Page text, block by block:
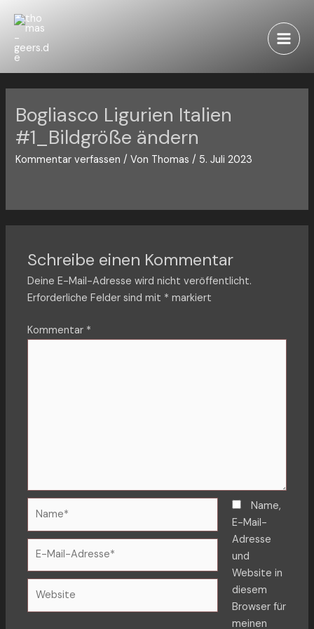
Inhalt
springen
Main
Bogliasco Ligurien Italien
#1_Bildgröße ändern
Kommentar verfassen / Von Thomas/ 5. Juli 2023
Schreibe einen Kommentar
Deine E-Mail-Adresse wird nicht veröffentlicht.
Erforderliche Felder sind mit * markiert
Kommentar *
Adresse*
Name,
E-Mail-
Adresse
und
Website in
diesem
Browser für
meinen